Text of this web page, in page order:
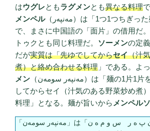
はウグレともラグメンとも異なる料理
メンペル（مەنپەر）は「1つ1つちぎった麺」という意味
で、まさに中国語の「面片」の借用だ
トゥクとも同じ料理だ。
ソーメンの定
だが実質は「先ゆでしてからセイ（汁
煮）と絡め合わせる料理 」である。よ
メン （مەنپەر سومەن）は「麺の1片1片をちぎって先ゆで
してからセイ（汁気のある野菜炒め煮
料理」となる。麺が旨いからメンペル
「مەنپەر سومەن」は「مە ن پ ە ر س و م ە ن」が「n e m o